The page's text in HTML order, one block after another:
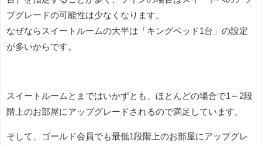
プグレードの可能性は少なくなります。
なぜならスイートルームの大半は「キングベッド1台」の設定
が多いからです。
スイートルームとまではいかずとも、ほとんどの場合で1～2段
階上のお部屋にアップグレードされるので満足しています。
そして、ゴールド会員でも最低1段階上のお部屋にアップグレ